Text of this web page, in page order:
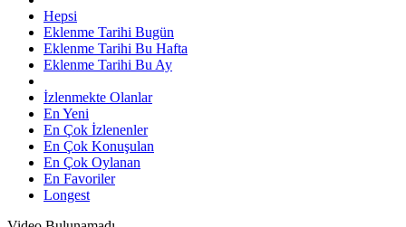
Hepsi
Eklenme Tarihi Bugün
Eklenme Tarihi Bu Hafta
Eklenme Tarihi Bu Ay
İzlenmekte Olanlar
En Yeni
En Çok İzlenenler
En Çok Konuşulan
En Çok Oylanan
En Favoriler
Longest